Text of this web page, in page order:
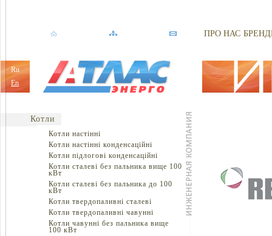
Ru
En
ПРО НАС
Котли
Котли настінні
Котли настінні конденсаційні
Котли підлогові конденсаційні
Котли сталеві без пальника вище 100
кВт
Котли сталеві без пальника до 100
кВт
Котли твердопаливні сталеві
Котли твердопаливні чавунні
Котли чавунні без пальника вище
100 кВт